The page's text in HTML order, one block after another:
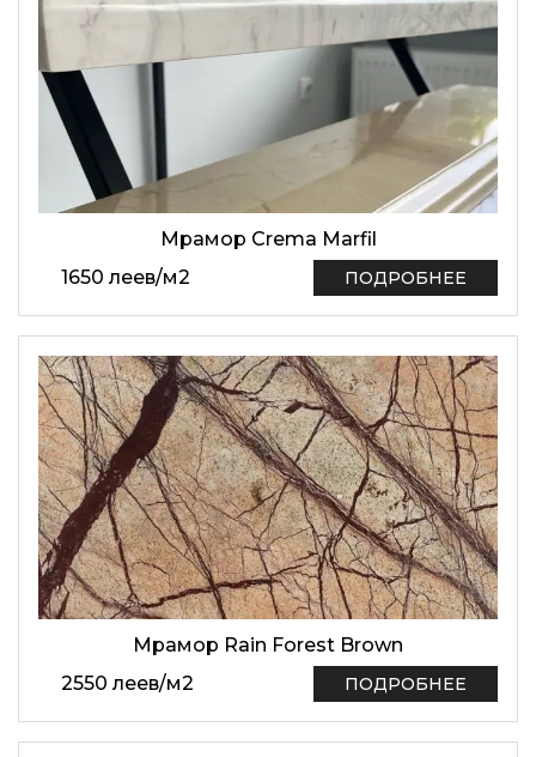
Мрамор Crema Marfil
1650 леев/м2 ПОДРОБНЕЕ
Mрамор Rain Forest Brown
2550 леев/м2 ПОДРОБНЕЕ